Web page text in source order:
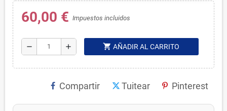
60,00 € Impuestos incluidos
remove add shopping_cart AÑADIR AL CARRITO
Compartir Tuitear Pinterest